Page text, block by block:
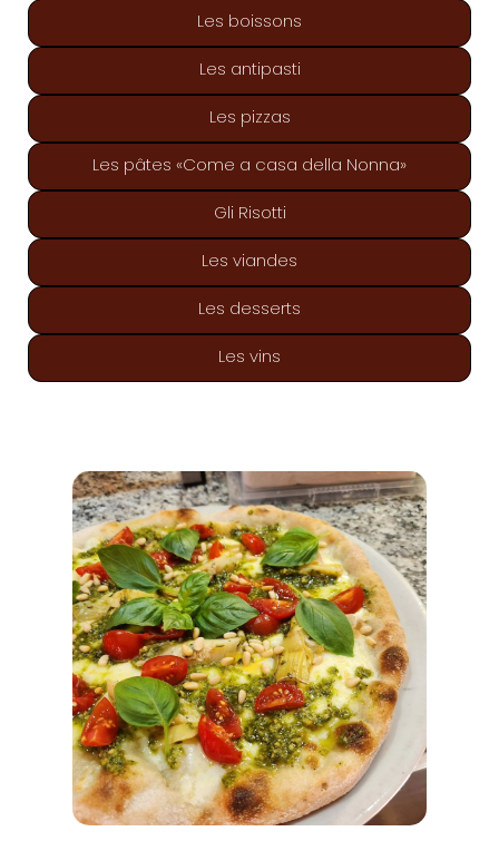
Les boissons
Les antipasti
Les pizzas
Les pâtes «Come a casa della Nonna»
Gli Risotti
Les viandes
Les desserts
Les vins